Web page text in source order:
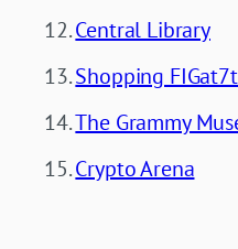
Central Library
Shopping
The Grammy
Crypto Arena